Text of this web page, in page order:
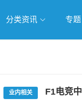
分类资讯 专题
业内相关 F1电竞